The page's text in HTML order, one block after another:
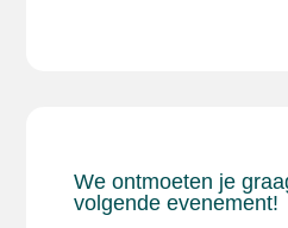
We ontmoeten je
volgende evenement!